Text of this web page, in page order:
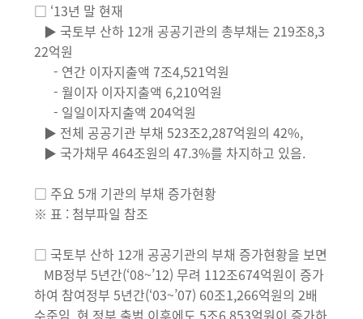
□ ‘13년 말 현재
▶ 국토부 산하 12개 공공기관의 총부채는 219조8,3
22억원
- 연간 이자지출액 7조4,521억원
- 월이자 이자지출액 6,210억원
- 일일이자지출액 204억원
▶ 전체 공공기관 부채 523조2,287억원의 42%,
▶ 국가채무 464조원의 47.3%를 차지하고 있음.
□ 주요 5개 기관의 부채 증가현황
※ 표 : 첨부파일 참조
□ 국토부 산하 12개 공공기관의 부채 증가현황을 보면
MB정부 5년간(‘08~’12) 무려 112조674억원이 증가
하여 참여정부 5년간(‘03~’07) 60조1,266억원의 2배
수준임. 현 정부 출범 이후에도 5조6,853억원이 증가하